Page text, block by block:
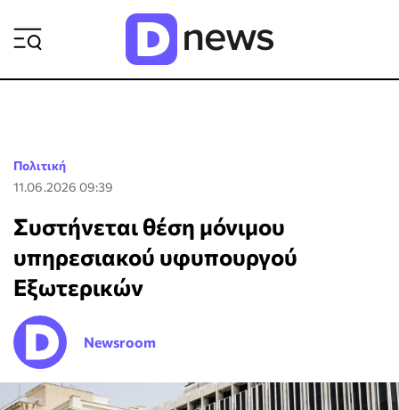
Πολιτική
11.06.2026 09:39
Συστήνεται θέση μόνιμου
υπηρεσιακού υφυπουργού
Εξωτερικών
Newsroom